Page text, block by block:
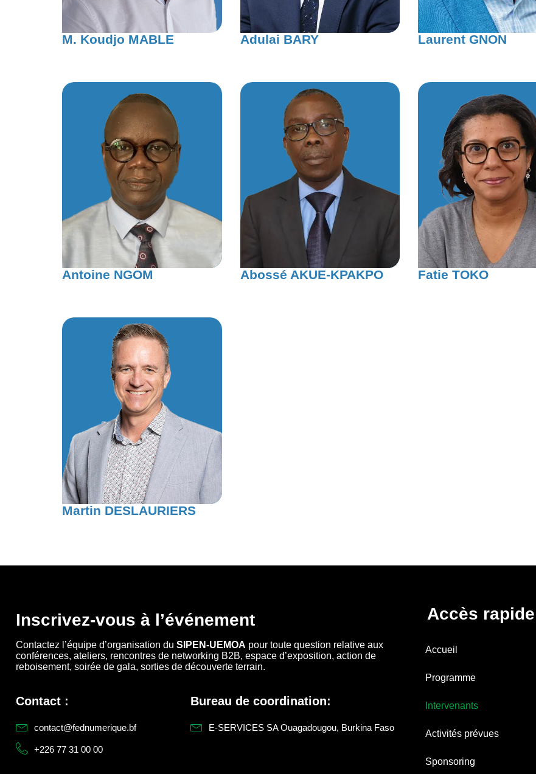
M. Koudjo MABLE Adulai BARY Laurent GNON
Antoine NGOM Abossé AKUE-KPAKPO Fatie TOKO
Martin DESLAURIERS
Inscrivez-vous à l’événement
Contactez l’équipe d’organisation du SIPEN-UEMOA pour toute question relative aux
conférences, ateliers, rencontres de networking B2B, espace d’exposition, action de
reboisement, soirée de gala, sorties de découverte terrain.
Contact :
contact@fednumerique.bf
+226 77 31 00 00
Bureau de coordination:
E-SERVICES SA Ouagadougou, Burkina Faso
Accès rapide
Accueil
Programme
Intervenants
Activités prévues
Sponsoring